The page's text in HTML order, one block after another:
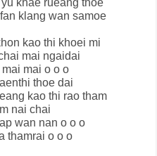
khae rueang thoe
klang wan samoe
kao thi khoei mi
mai ngaidai
mai o o o
thoe dai
kao thi rao tham
nai chai
wan nan o o o
thamrai o o o